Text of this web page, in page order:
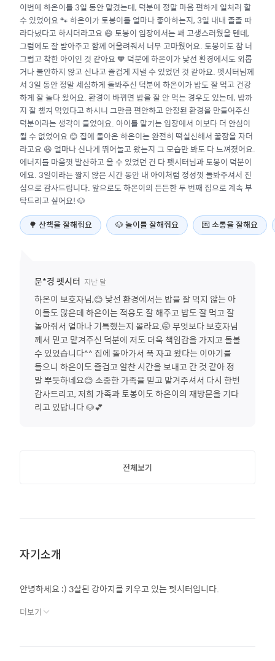
이번에 하온이를 3일 동안 맡겼는데, 덕분에 정말 마음 편하게 일처러 할
수 있었어요 🐾 하온이가 토봉이를 얼마나 좋아하는지, 3일 내내 졸졸 따
라다녔다고 하시더라고요 😄 토봉이 입장에서는 꽤 고생스러웠을 텐데,
그럼에도 잘 받아주고 함께 어울려줘서 너무 고마웠어요. 토봉이도 참 너
그럽고 착한 아이인 것 같아요 🧡 덕분에 하온이가 낯선 환경에서도 외롭
거나 불안하지 않고 신나고 즐겁게 지낼 수 있었던 것 같아요. 펫시터님께
서 3일 동안 정말 세심하게 돌봐주신 덕분에 하온이가 밥도 잘 먹고 건강
하게 잘 놀다 왔어요. 환경이 바뀌면 밥을 잘 안 먹는 경우도 있는데, 밥까
지 잘 챙겨 먹었다고 하시니 그만큼 편안하고 안정된 환경을 만들어주신
덕분이라는 생각이 들었어요. 아이를 맡기는 입장에서 이보다 더 안심이
될 수 없었어요 😊 집에 돌아온 하온이는 완전히 떡실신해서 꿀잠을 자더
라고요 😆 얼마나 신나게 뛰어놀고 왔는지 그 모습만 봐도 다 느껴졌어요.
에너지를 마음껏 발산하고 올 수 있었던 건 다 펫시터님과 토봉이 덕분이
에요. 3일이라는 짧지 않은 시간 동안 내 아이처럼 정성껏 돌봐주셔서 진
심으로 감사드립니다. 앞으로도 하온이의 든든한 두 번째 집으로 계속 부
탁드리고 싶어요! 🐶
🌳 산책을 잘해줘요 🐶놀이를 잘해줘요 💌 소통을 잘해요
문*경 펫시터 지난 달
하온이 보호자님,😊 낯선 환경에서는 밥을 잘 먹지 않는 아
이들도 많은데 하온이는 적응도 잘 해주고 밥도 잘 먹고 잘
놀아줘서 얼마나 기특했는지 몰라요.🤭 무엇보다 보호자님
께서 믿고 맡겨주신 덕분에 저도 더욱 책임감을 가지고 돌볼
수 있었습니다^^ 집에 돌아가서 푹 자고 왔다는 이야기를
들으니 하온이도 즐겁고 알찬 시간을 보내고 간 것 같아 정
말 뿌듯하네요😊 소중한 가족을 믿고 맡겨주셔서 다시 한번
감사드리고, 저희 가족과 토봉이도 하온이의 재방문을 기다
리고 있답니다 🐶💕
전체보기
자기소개
안녕하세요 :) 3살된 강아지를 키우고 있는 펫시터입니다.
더보기